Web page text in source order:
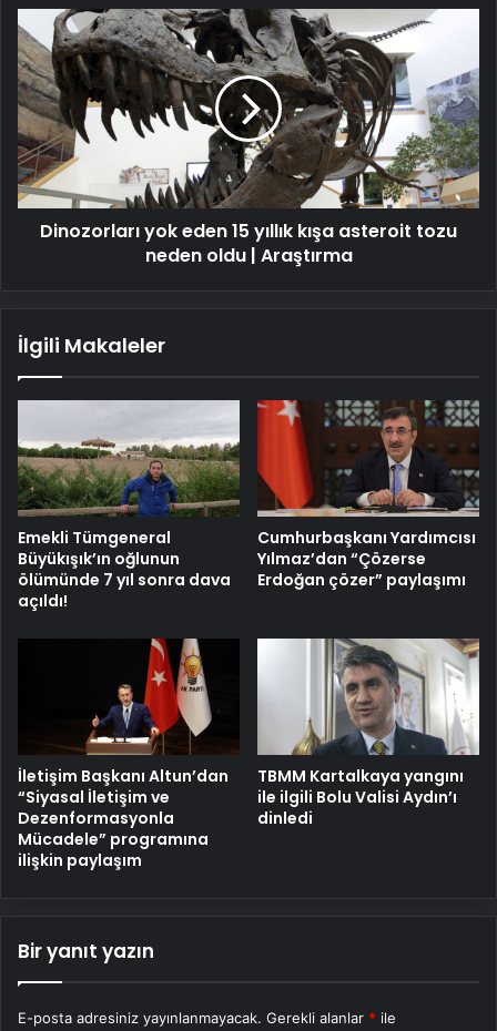
Dinozorları
yok
eden
15
yıllık
kışa
asteroit
tozu
neden
olduDinozorları yok eden 15 yıllık kışa asteroit tozu
neden oldu | Araştırma
İlgili Makaleler
Emekli Tümgeneral
Büyükışık’ın oğlunun
ölümünde 7 yıl sonra dava
açıldı!
Cumhurbaşkanı Yardımcısı
Yılmaz’dan “Çözerse
Erdoğan çözer” paylaşımı
İletişim Başkanı Altun’dan
“Siyasal İletişim ve
Dezenformasyonla
Mücadele” programına
ilişkin paylaşım
TBMM Kartalkaya yangını
ile ilgili Bolu Valisi Aydın’ı
dinledi
Bir yanıt yazın
E-posta adresiniz yayınlanmayacak. Gerekli alanlar * ile